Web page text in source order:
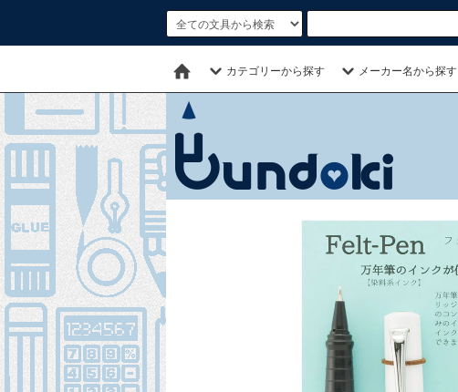
カテゴリーから探す メーカー名から探す